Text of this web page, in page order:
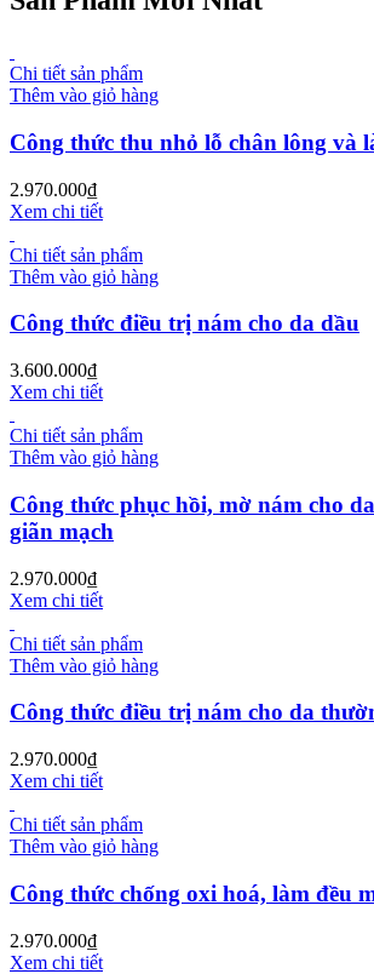
Chi tiết sản phẩm
Thêm vào giỏ hàng
Công thức thu nhỏ lỗ chân lông và
2.970.000₫
Xem chi tiết
Chi tiết sản phẩm
Thêm vào giỏ hàng
Công thức điều trị nám cho da dầu
3.600.000₫
Xem chi tiết
Chi tiết sản phẩm
Thêm vào giỏ hàng
Công thức phục hồi, mờ nám cho
giãn mạch
2.970.000₫
Xem chi tiết
Chi tiết sản phẩm
Thêm vào giỏ hàng
Công thức điều trị nám cho da
2.970.000₫
Xem chi tiết
Chi tiết sản phẩm
Thêm vào giỏ hàng
Công thức chống oxi hoá, làm đều
2.970.000₫
Xem chi tiết